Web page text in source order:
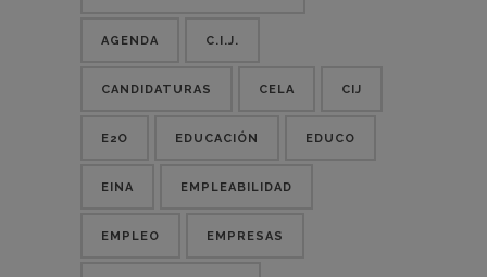
AGENDA C.I.J.
CANDIDATURAS CELA CIJ
E2O EDUCACIÓN EDUCO
EINA EMPLEABILIDAD
EMPLEO EMPRESAS